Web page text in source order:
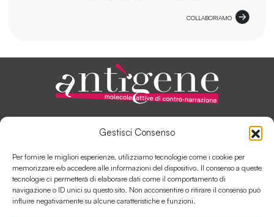
Gestisci Consenso
Per fornire le migliori esperienze, utilizziamo tecnologie come i cookie per
memorizzare e/o accedere alle informazioni del dispositivo. Il consenso a queste
tecnologie ci permetterà di elaborare dati come il comportamento di
navigazione o ID unici su questo sito. Non acconsentire o ritirare il consenso può
influire negativamente su alcune caratteristiche e funzioni.
COLLABORIAMO
ANTÌGENE, IN PILLOLE
SOSTIENI ANTÌGENE
COLLABORA CON ANTÌGENE
Contatti